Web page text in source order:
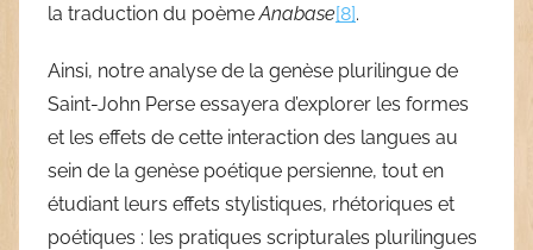
la traduction du poèmeAnabase[8].
Ainsi, notre analyse de la genèse plurilingue de
Saint-John Perse essayera d’explorer les formes
et les effets de cette interaction des langues au
sein de la genèse poétique persienne, tout en
étudiant leurs effets stylistiques, rhétoriques et
poétiques : les pratiques scripturales plurilingues